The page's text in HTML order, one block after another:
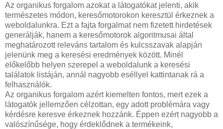
Az organikus forgalom azokat a látogatókat jelenti, akik
természetes módon, keresőmotorokon keresztül érkeznek a
weboldalunkra. Ezt a fajta forgalmat nem fizetett hirdetések
generálják, hanem a keresőmotorok algoritmusai által
meghatározott releváns tartalom és kulcsszavak alapján
jelenünk meg a keresési eredmények között. Minél
előkelőbb helyen szerepel a weboldalunk a keresési
találatok listáján, annál nagyobb eséllyel kattintanak rá a
felhasználók.
Az organikus forgalom azért kiemelten fontos, mert ezek a
látogatók jellemzően célzottan, egy adott problémára vagy
kérdésre keresve érkeznek hozzánk. Éppen ezért nagyobb a
valószínűsége, hogy érdeklődnek a termékeink,